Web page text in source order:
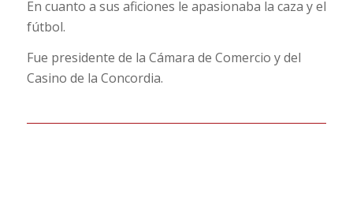
En cuanto a sus aficiones le apasionaba la caza y el
fútbol.
Fue presidente de la Cámara de Comercio y del
Casino de la Concordia.